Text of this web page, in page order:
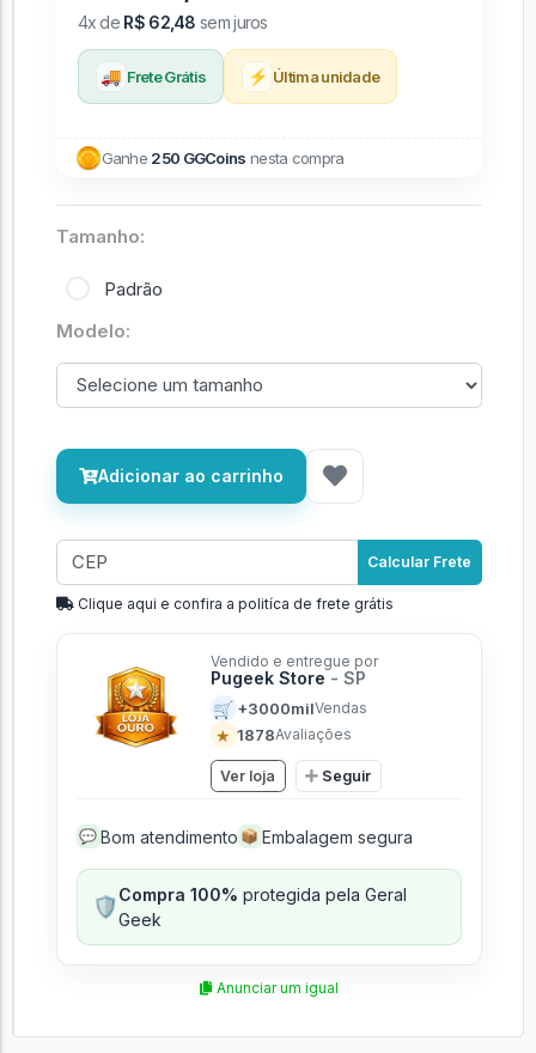
4x de R$ 62,48 sem juros
🚚 Frete Grátis ⚡ Última unidade
Ganhe 250 GGCoins nesta compra
Tamanho:
Padrão
Modelo:
Adicionar ao carrinho
Calcular Frete
Clique aqui e confira a politíca de frete grátis
Vendido e entregue por
Pugeek Store - SP
🛒 +3000milVendas
★ 1878Avaliações
Ver loja Seguir
💬 Bom atendimento 📦 Embalagem segura
🛡️Compra 100% protegida pela Geral
Geek
Anunciar um igual